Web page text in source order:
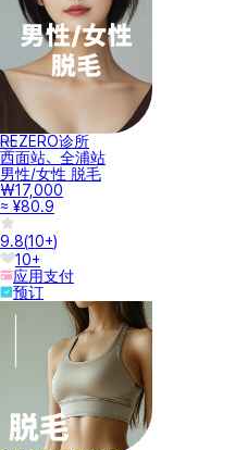
REZERO诊所
西面站、全浦站
男性/女性 脱毛
₩17,000
≈ ¥80.9
9.8(10+)
10+
应用支付
预订